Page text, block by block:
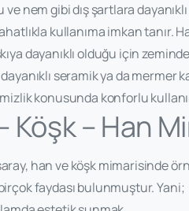
nem gibi dış şartlara
kullanıma imkan tanır.
dayanıklı olduğu için
seramik ya da mermer
konusunda konforlu
Köşk – Han
han ve köşk mimarisinde
faydası bulunmuştur. Yani;